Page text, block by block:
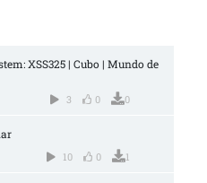
XSS325 | Cubo | Mundo de
3 0 0
10 0 1